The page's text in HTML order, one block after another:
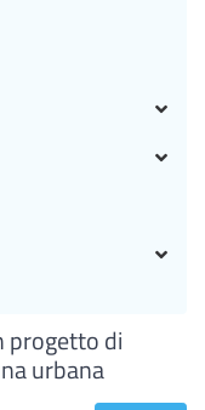
progetto di
urbana